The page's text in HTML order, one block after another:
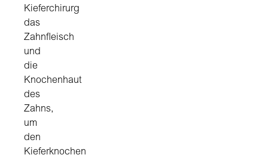
Kieferchirurg
das
Zahnfleisch
und
die
Knochenhaut
des
Zahns,
um
den
Kieferknochen